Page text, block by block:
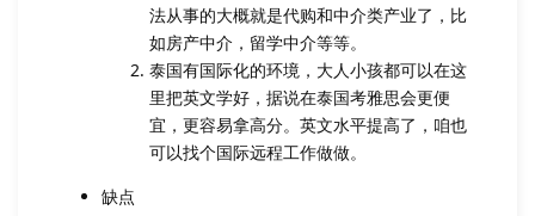
法从事的大概就是代购和中介类产业了，比
如房产中介，留学中介等等。
泰国有国际化的环境，大人小孩都可以在这
里把英文学好，据说在泰国考雅思会更便
宜，更容易拿高分。英文水平提高了，咱也
可以找个国际远程工作做做。
缺点